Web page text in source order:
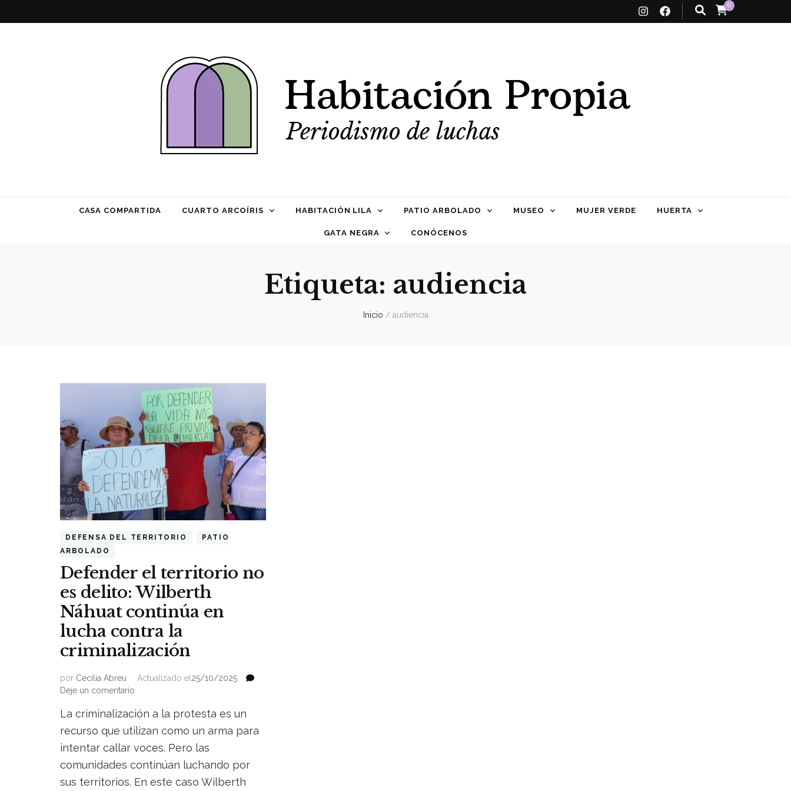
0
CASA COMPARTIDA CUARTO ARCOÍRIS HABITACIÓN LILA PATIO ARBOLADO MUSEO MUJER VERDE HUERTA
GATA NEGRA CONÓCENOS
Etiqueta: audiencia
Inicio / audiencia
DEFENSA DEL TERRITORIO
PATIO
ARBOLADO
Defender el territorio no
es delito: Wilberth
Náhuat continúa en
lucha contra la
criminalización
por Cecilia Abreu Actualizado el25/10/2025
Deje un comentario
el
territorio
es
delito:
Wilberth
Náhuat
La criminalización a la protesta es un
recurso que utilizan como un arma para
intentar callar voces. Pero las
comunidades continúan luchando por
sus territorios. En este caso Wilberth